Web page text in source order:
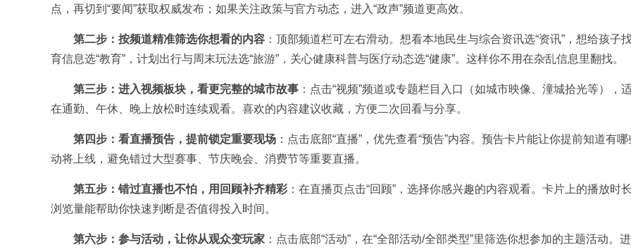
点，再切到“要闻”获取权威发布；如果关注政策与官方动态，进入“政声”频道更高效。
第二步：按频道精准筛选你想看的内容 ：顶部频道栏可左右滑动。想看本地民生与综合资讯选“资讯”，想给孩子
育信息选“教育”，计划出行与周末玩法选“旅游”，关心健康科普与医疗动态选“健康”。这样你不用在杂乱信息里翻找。
第三步：进入视频板块，看更完整的城市故事 ：点击“视频”频道或专题栏目入口（如城市映像、潼城拾光等），
在通勤、午休、晚上放松时连续观看。喜欢的内容建议收藏，方便二次回看与分享。
第四步：看直播预告，提前锁定重要现场 ：点击底部“直播”，优先查看“预告”内容。预告卡片能让你提前知道有
动将上线，避免错过大型赛事、节庆晚会、消费节等重要直播。
第五步：错过直播也不怕，用回顾补齐精彩 ：在直播页点击“回顾”，选择你感兴趣的内容观看。卡片上的播放时
浏览量能帮助你快速判断是否值得投入时间。
第六步：参与活动，让你从观众变玩家 ：点击底部“活动”，在“全部活动/全部类型”里筛选你想参加的主题活动。